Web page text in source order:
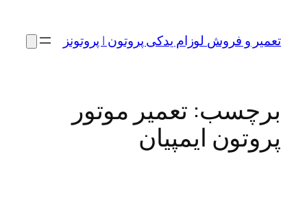
محتواتعمیر و فروش لوزام یدکی پروتون | پروتونز
برچسب: تعمیر موتور
پروتون ایمپیان